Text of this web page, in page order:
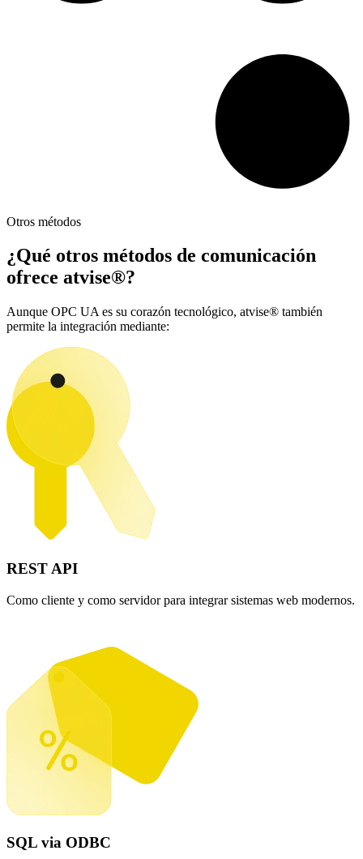
Otros métodos
¿Qué otros métodos de comunicación
ofrece atvise®?
Aunque OPC UA es su corazón tecnológico, atvise® también
permite la integración mediante:
REST API
Como cliente y como servidor para integrar sistemas web modernos.
SQL via ODBC